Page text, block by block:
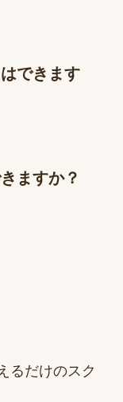
できます
ますか？
るだけのスク